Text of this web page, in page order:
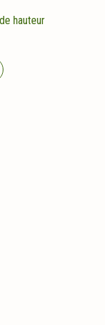
hauteur